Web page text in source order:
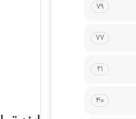
۷۹
۷۷
۲۱
۴۰